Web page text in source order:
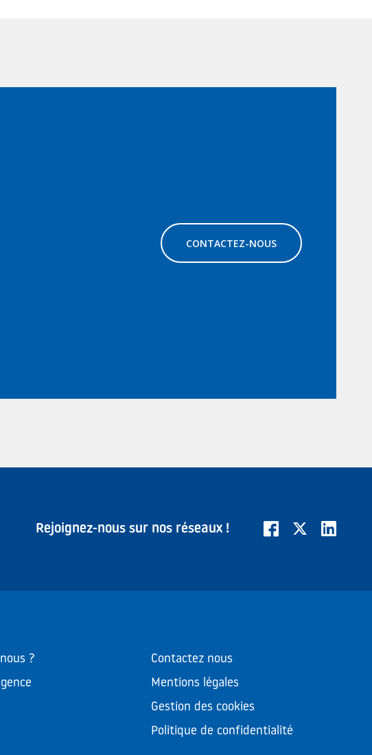
CONTACTEZ-NOUS
Rejoignez-nous sur nos réseaux !
?
Contactez nous
Mentions légales
Gestion des cookies
Politique de confidentialité